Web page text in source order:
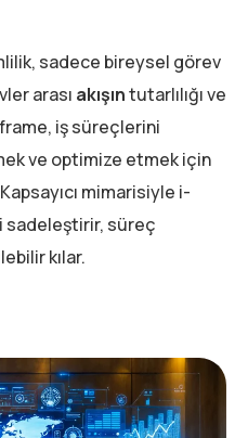
sadece bireysel görev
arası akışıntutarlılığı ve
iş süreçlerini
ve optimize etmek için
mimarisiyle i-
sadeleştirir, süreç
kılar.